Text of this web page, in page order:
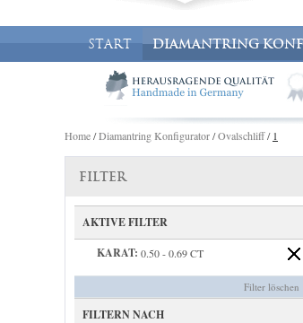
START DIAMANTRING
Home/Diamantring Konfigurator/Ovalschliff/ 1
FILTER
AKTIVE FILTER
KARAT: 0.50 - 0.69 CT
Filter löschen
FILTERN NACH